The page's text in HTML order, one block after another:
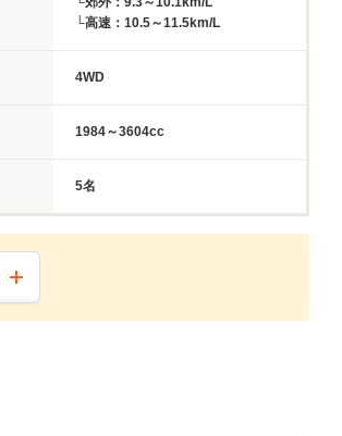
└高速：10.5～11.5km/L
4WD
1984～3604cc
5名